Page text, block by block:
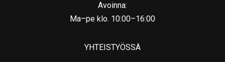
Avoinna:
Ma–pe klo. 10:00–16:00
YHTEISTYÖSSÄ